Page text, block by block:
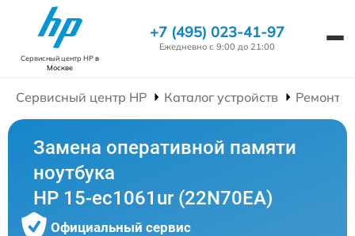
Сервисный центр HPв
Москве
+7 (495) 023-41-97
Ежедневно с 9:00 до 21:00
Сервисный центр HP Каталог устройств Ремонт
Замена оперативной памяти
ноутбука
HP 15-ec1061ur (22N70EA)
Официальный сервис